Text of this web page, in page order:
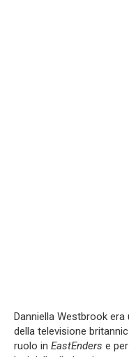
Danniella Westbrook
della televisione
ruolo in EastEnders e